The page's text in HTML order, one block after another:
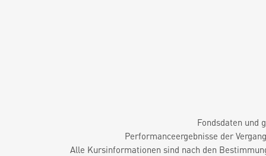
Fondsdaten und
Performanceergebnisse der
Alle Kursinformationen sind nach den